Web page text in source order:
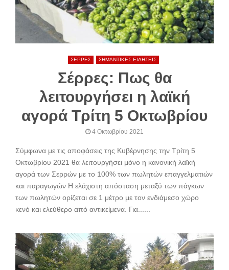
ΣΕΡΡΕΣ ΣΗΜΑΝΤΙΚΕΣ ΕΙΔΗΣΕΙΣ
Σέρρες: Πως θα
λειτουργήσει η λαϊκή
αγορά Τρίτη 5 Οκτωβρίου
4 Οκτωβρίου 2021
Σύμφωνα με τις αποφάσεις της Κυβέρνησης την Τρίτη 5
Οκτωβρίου 2021 θα λειτουργήσει μόνο η κανονική λαϊκή
αγορά των Σερρών με το 100% των πωλητών επαγγελματιών
και παραγωγών Η ελάχιστη απόσταση μεταξύ των πάγκων
των πωλητών ορίζεται σε 1 μέτρο με τον ενδιάμεσο χώρο
κενό και ελεύθερο από αντικείμενα. Για......